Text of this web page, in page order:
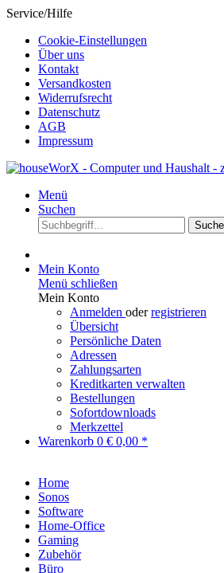
Service/Hilfe
Cookie-Einstellungen
Über uns
Kontakt
Versandkosten
Widerrufsrecht
Datenschutz
AGB
Impressum
Menü
Suchen
Mein Konto
Menü schließen
Mein Konto
Anmelden oderregistrieren
Übersicht
Persönliche Daten
Adressen
Zahlungsarten
Kreditkarten verwalten
Bestellungen
Sofortdownloads
Merkzettel
Warenkorb 0 € 0,00 *
Home
Sonos
Software
Home-Office
Gaming
Zubehör
Büro